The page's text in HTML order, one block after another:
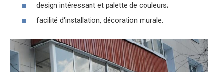
design intéressant et palette de couleurs;
facilité d'installation, décoration murale.